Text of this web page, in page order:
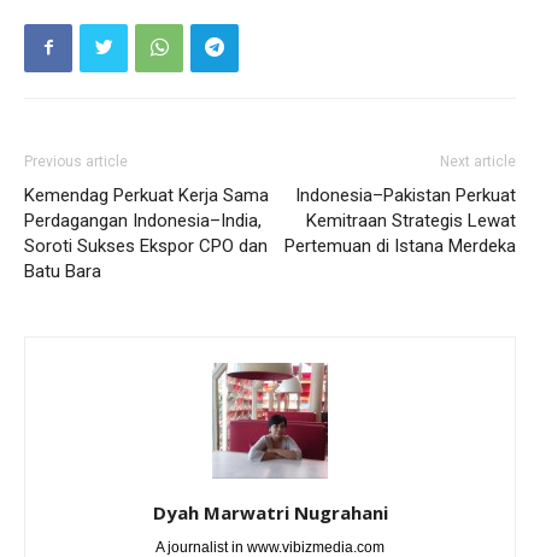
Previous article
Kemendag Perkuat Kerja Sama
Perdagangan Indonesia–India,
Soroti Sukses Ekspor CPO dan
Batu Bara
Next article
Indonesia–Pakistan Perkuat
Kemitraan Strategis Lewat
Pertemuan di Istana Merdeka
Dyah Marwatri Nugrahani
A journalist in www.vibizmedia.com